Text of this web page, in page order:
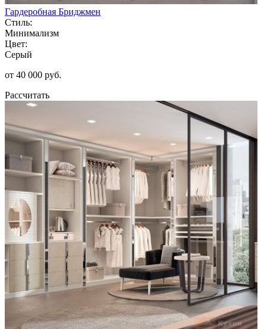
Гардеробная Бриджмен
Стиль:
Минимализм
Цвет:
Серый
от 40 000 руб.
Рассчитать